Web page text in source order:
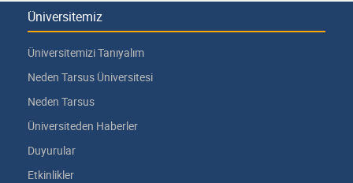
Üniversitemiz
Üniversitemizi Tanıyalım
Neden Tarsus Üniversitesi
Neden Tarsus
Üniversiteden Haberler
Duyurular
Etkinlikler